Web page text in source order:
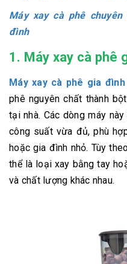
Máy xay cà phê
đình
1. Máy xay cà phê
Máy xay cà phê gia đình
phê nguyên chất thành
tại nhà. Các dòng máy
công suất vừa đủ, phù
hoặc gia đình nhỏ. Tùy
thể là loại xay bằng tay
và chất lượng khác nhau.